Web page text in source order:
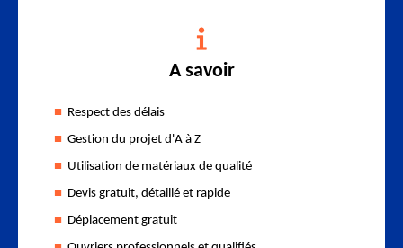
A savoir
Respect des délais
Gestion du projet d'A à Z
Utilisation de matériaux de qualité
Devis gratuit, détaillé et rapide
Déplacement gratuit